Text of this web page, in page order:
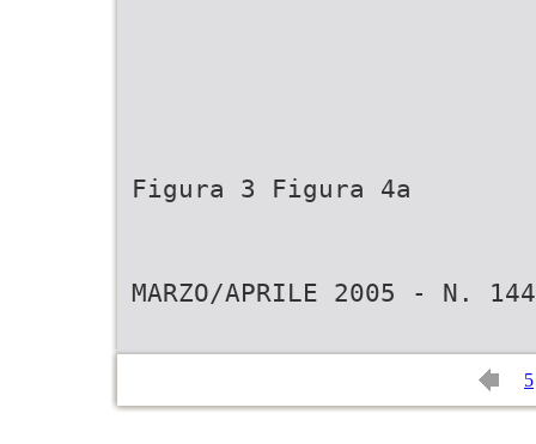
Figura 3 Figura 4a
MARZO/APRILE 2005 - N.
5